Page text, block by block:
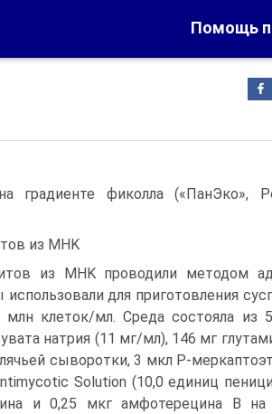
Помощь
градиенте фиколла («ПанЭко»,
из MHK
из MHK проводили методом
для приготовления
млн клеток/мл. Среда состояла из
натрия (11 мг/мл), 146 мг
сыворотки, 3 мкл Р-
Solution (10,0 единиц
и 0,25 мкг амфотерецина В